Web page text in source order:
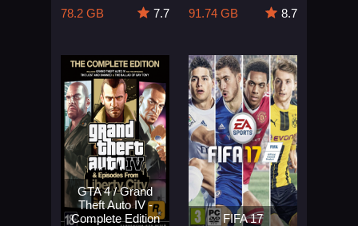
78.2 GB
7.7
91.74 GB
8.7
GTA 4 / Grand
Theft Auto IV -
Complete Edition
FIFA 17